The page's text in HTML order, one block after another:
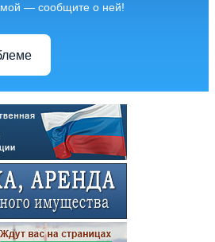
— сообщите о ней!